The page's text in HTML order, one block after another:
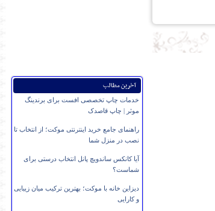
آخرین مطالب
خدمات چاپ تخصصی افست برای برندینگ
موثر | چاپ قاصدک
راهنمای جامع خرید اینترنتی موکت؛ از انتخاب تا
نصب در منزل شما
آیا کانکس ساندویچ پانل انتخاب درستی برای
شماست؟
دیزاین خانه با موکت؛ بهترین ترکیب میان زیبایی
و کارایی